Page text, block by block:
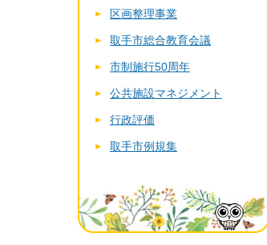
区画整理事業
取手市総合教育会議
市制施行50周年
公共施設マネジメント
行政評価
取手市例規集